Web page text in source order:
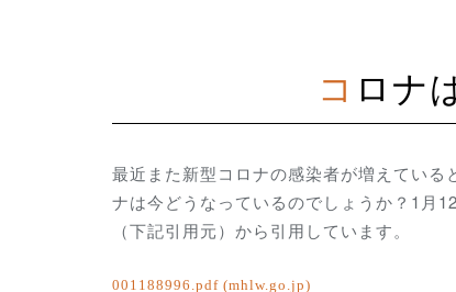
コロ
最近また新型コロナの感染者が増えてい
ナは今どうなっているのでしょうか？1月
（下記引用元）から引用しています。
001188996.pdf (mhlw.go.jp)